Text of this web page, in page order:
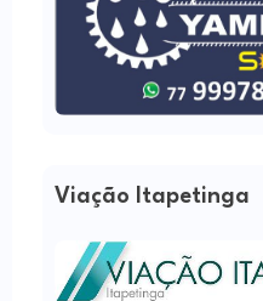
Viação Itapetinga